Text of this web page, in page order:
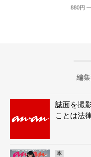
880円
編
誌面を撮
ことは法
本